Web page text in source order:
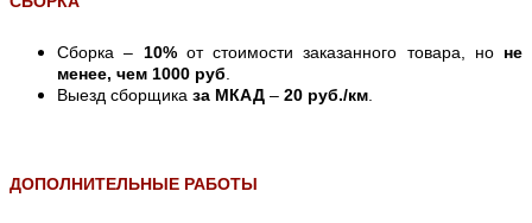
Сборка – 10%от стоимости заказанного товара, но не
менее, чем 1000 руб
Выезд сборщика за МКАД – 20 руб./км
ДОПОЛНИТЕЛЬНЫЕ РАБОТЫ